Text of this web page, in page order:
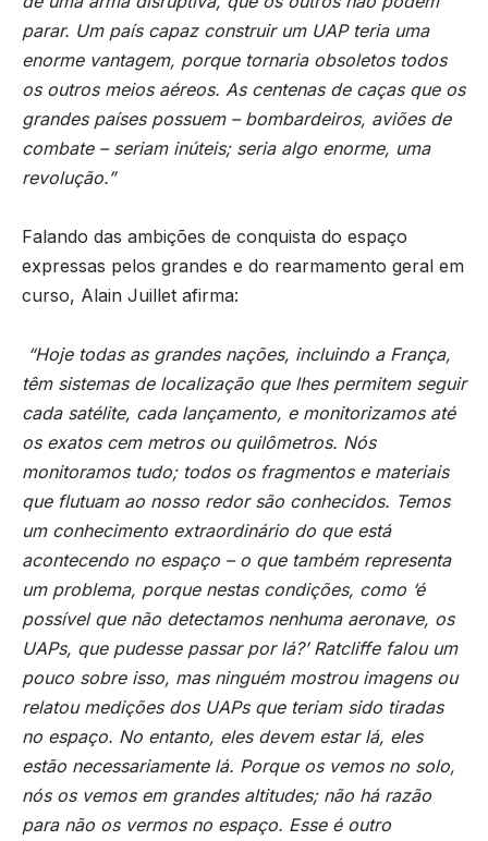
parar. Um país capaz construir um UAP teria uma
enorme vantagem, porque tornaria obsoletos todos
os outros meios aéreos. As centenas de caças que os
grandes países possuem – bombardeiros, aviões de
combate – seriam inúteis; seria algo enorme, uma
revolução.”
Falando das ambições de conquista do espaço
expressas pelos grandes e do rearmamento geral em
curso, Alain Juillet afirma:
“Hoje todas as grandes nações, incluindo a França,
têm sistemas de localização que lhes permitem seguir
cada satélite, cada lançamento, e monitorizamos até
os exatos cem metros ou quilômetros. Nós
monitoramos tudo; todos os fragmentos e materiais
que flutuam ao nosso redor são conhecidos. Temos
um conhecimento extraordinário do que está
acontecendo no espaço – o que também representa
um problema, porque nestas condições, como ‘é
possível que não detectamos nenhuma aeronave, os
UAPs, que pudesse passar por lá?’ Ratcliffe falou um
pouco sobre isso, mas ninguém mostrou imagens ou
relatou medições dos UAPs que teriam sido tiradas
no espaço. No entanto, eles devem estar lá, eles
estão necessariamente lá. Porque os vemos no solo,
nós os vemos em grandes altitudes; não há razão
para não os vermos no espaço. Esse é outro